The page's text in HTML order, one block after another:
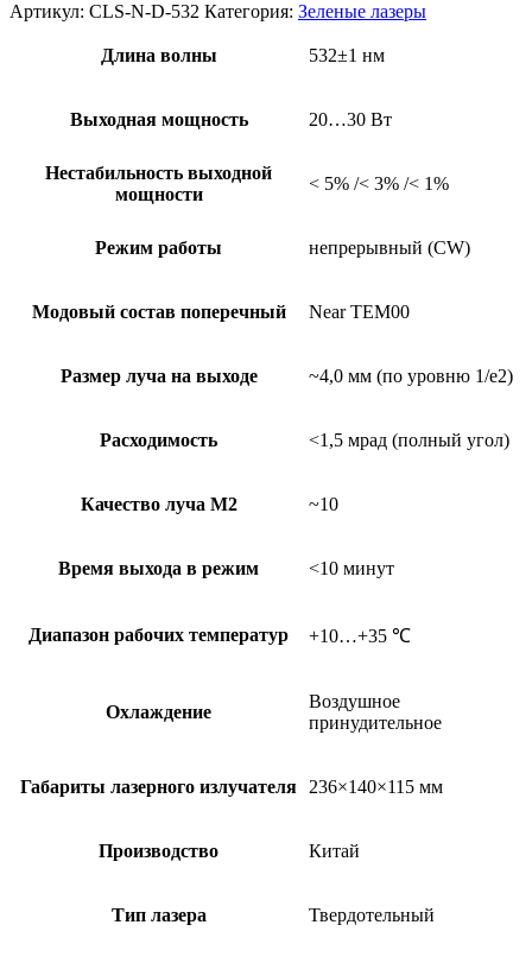
Артикул: CLS-N-D-532 Категория: Зеленые лазеры
Длина волны 532±1 нм
Выходная мощность 20…30 Вт
Нестабильность выходной
мощности
< 5% /< 3% /< 1%
Режим работы непрерывный (CW)
Модовый состав поперечный Near TEM00
Размер луча на выходе ~4,0 мм (по уровню 1/e2)
Расходимость <1,5 мрад (полный угол)
Качество луча М2 ~10
Время выхода в режим <10 минут
Диапазон рабочих температур +10…+35 ℃
Охлаждение
Воздушное
принудительное
Габариты лазерного излучателя 236×140×115 мм
Производство Китай
Тип лазера Твердотельный